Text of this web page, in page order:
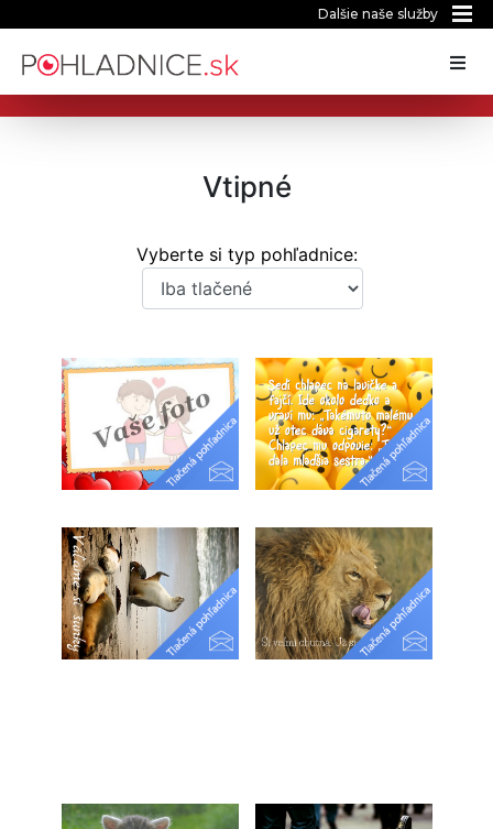
Dalšie naše služby
Vtipné
Vyberte si typ pohľadnice: